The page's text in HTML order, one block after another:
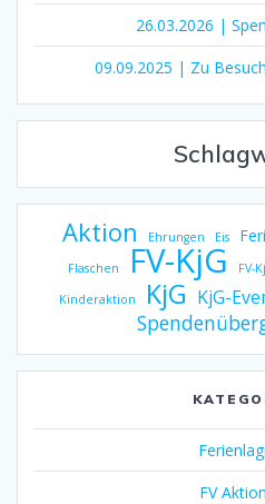
26.03.2026 |
09.09.2025 | Zu
Aktion Ehrungen Eis
Flaschen FV-KjG FV-
Kinderaktion KjG KjG-
FV Aktion